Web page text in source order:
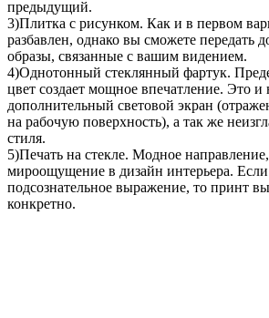
предыдущий.
3)Плитка с рисунком. Как и в первом
разбавлен, однако вы сможете передать
образы, связанные с вашим видением.
4)Однотонный стеклянный фартук.
цвет создает мощное впечатление. Это
дополнительный световой экран
на рабочую поверхность), а так же
стиля.
5)Печать на стекле. Модное
мироощущение в дизайн интерьера.
подсознательное выражение, то принт
конкретно.